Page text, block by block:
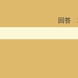
回答 :